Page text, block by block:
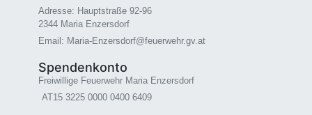
Adresse: Hauptstraße 92-96
2344 Maria Enzersdorf
Email: Maria-Enzersdorf@feuerwehr.gv.at
Spendenkonto
Freiwillige Feuerwehr Maria Enzersdorf
AT15 3225 0000 0400 6409